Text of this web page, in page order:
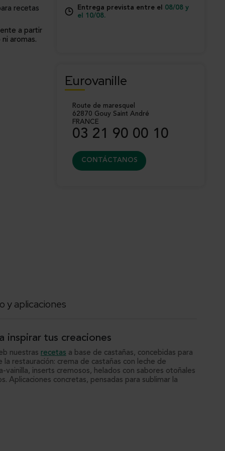
recetas
a partir
aromas.
una
Entrega prevista entre el 08/08 y
el 10/08.
Eurovanille
Route de maresquel
62870 Gouy Saint André
FRANCE
03 21 90 00 10
CONTÁCTANOS
y aplicaciones
inspirar tus creaciones
nuestras recetas a base de castañas, concebidas para
restauración: crema de castañas con leche de
vainilla, inserts cremosos, helados con sabores otoñales
Aplicaciones concretas, pensadas para sublimar la